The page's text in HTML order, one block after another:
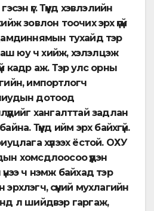
үг. Түүнд хэвлэлийн
зовлон тоочих эрх үгүй
тухайд тэр
юу ч хийж, хэлэлцэж
кадр аж. Тэр улс орны
импортлогч
дотоод
хангалттай задлан
Түүнд ийм эрх байхгүй.
хүлээх ёстой. ОХУ
хомсдлоосоо үүдэн
ч нэмж байхад тэр
сүүний мухлагийн
л шийдвэр гаргаж,